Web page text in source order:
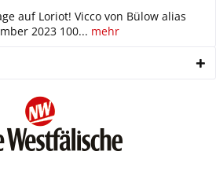
auf Loriot! Vicco von Bülow alias
2023 100... mehr